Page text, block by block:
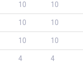
10 10
10 10
10 10
4 4